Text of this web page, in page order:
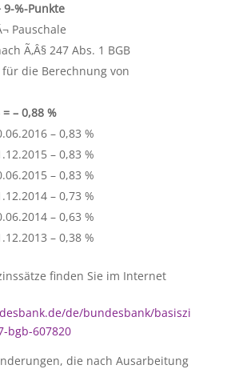
9-%-Punkte
Pauschale
Ã‚Â§ 247 Abs. 1 BGB
für die Berechnung von
– 0,88 %
– 0,83 %
– 0,83 %
– 0,83 %
– 0,73 %
– 0,63 %
– 0,38 %
finden Sie im Internet
de/bundesbank/basiszi
bgb-607820
die nach Ausarbeitung